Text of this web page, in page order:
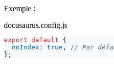
Exemple :
docusaurus.config.js
export default
{
noIndex : true ,
// Par
} ;